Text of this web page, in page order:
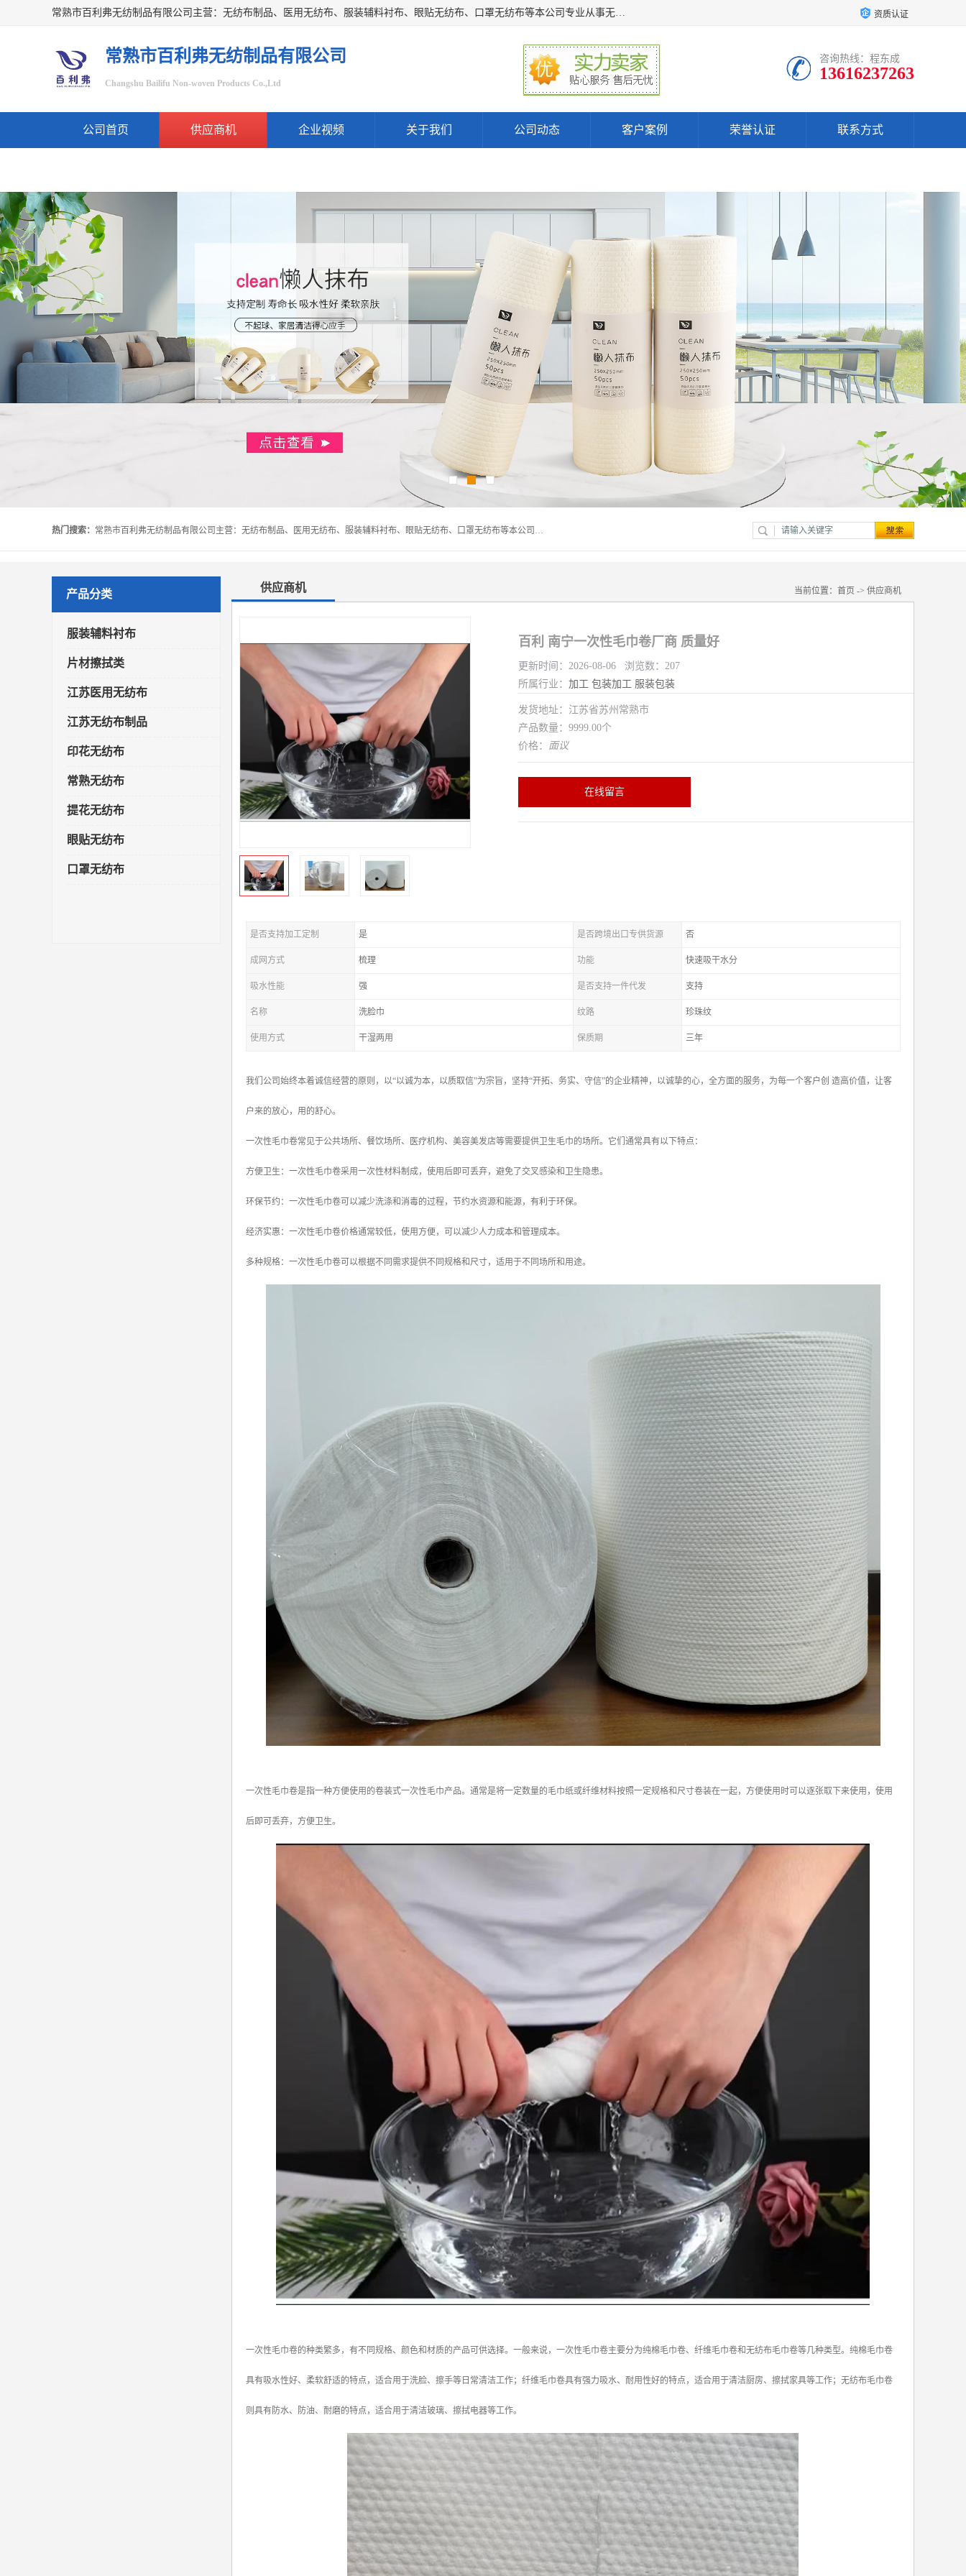
常熟市百利弗无纺制品有限公司主营：无纺布制品、医用无纺布、服装辅料衬布、眼贴无纺布、口罩无纺布等本公司专业从事无纺布制品的生产及销售。生产各种规格裁片折叠无纺布、一次性足浴巾、卷材服装衬布、印花复合类无纺布制品、环保购物袋、电子产品包装袋以及特殊功能新型无纺布。广泛用于服装，基布，包装，家居建筑、卫生材料等领域。 资质认证
常熟市百利弗无纺制品有限公司
Changshu Bailifu Non-woven Products Co.,Ltd
咨询热线：程东成
13616237263
公司首页 供应商机 企业视频 关于我们 公司动态 客户案例 荣誉认证 联系方式
热门搜索： 常熟市百利弗无纺制品有限公司主营：无纺布制品、医用无纺布、服装辅料衬布、眼贴无纺布、口罩无纺布等本公司专业从事无纺布制品的生产及销售。生产各种规格裁片折叠无纺布、一次性足浴巾、卷材服装衬布、印花复合类无纺布制品、环保购物袋、电子产品包装袋以及特殊功能新型无纺布。广泛用于服装，基布，包装，家居建筑、卫生材料等领域。
产品分类
服装辅料衬布
片材擦拭类
江苏医用无纺布
江苏无纺布制品
印花无纺布
常熟无纺布
提花无纺布
眼贴无纺布
口罩无纺布
供应商机 当前位置： 首页 -> 供应商机
百利 南宁一次性毛巾卷厂商 质量好
更新时间：2026-08-06 浏览数：207
所属行业： 加工 包装加工 服装包装
发货地址：江苏省苏州常熟市
产品数量：9999.00个
价格： 面议
在线留言
是否支持加工定制 是 是否跨境出口专供货源 否
成网方式 梳理 功能 快速吸干水分
吸水性能 强 是否支持一件代发 支持
名称 洗脸巾 纹路 珍珠纹
使用方式 干湿两用 保质期 三年
我们公司始终本着诚信经营的原则，以“以诚为本，以质取信”为宗旨，坚持“开拓、务实、守信”的企业精神，以诚挚的心，全方面的服务，为每一个客户创 造高价值，让客
户来的放心，用的舒心。
一次性毛巾卷常见于公共场所、餐饮场所、医疗机构、美容美发店等需要提供卫生毛巾的场所。它们通常具有以下特点：
方便卫生：一次性毛巾卷采用一次性材料制成，使用后即可丢弃，避免了交叉感染和卫生隐患。
环保节约：一次性毛巾卷可以减少洗涤和消毒的过程，节约水资源和能源，有利于环保。
经济实惠：一次性毛巾卷价格通常较低，使用方便，可以减少人力成本和管理成本。
多种规格：一次性毛巾卷可以根据不同需求提供不同规格和尺寸，适用于不同场所和用途。
一次性毛巾卷是指一种方便使用的卷装式一次性毛巾产品。通常是将一定数量的毛巾纸或纤维材料按照一定规格和尺寸卷装在一起，方便使用时可以逐张取下来使用，使用
后即可丢弃，方便卫生。
一次性毛巾卷的种类繁多，有不同规格、颜色和材质的产品可供选择。一般来说，一次性毛巾卷主要分为纯棉毛巾卷、纤维毛巾卷和无纺布毛巾卷等几种类型。纯棉毛巾卷
具有吸水性好、柔软舒适的特点，适合用于洗脸、擦手等日常清洁工作；纤维毛巾卷具有强力吸水、耐用性好的特点，适合用于清洁厨房、擦拭家具等工作；无纺布毛巾卷
则具有防水、防油、耐磨的特点，适合用于清洁玻璃、擦拭电器等工作。